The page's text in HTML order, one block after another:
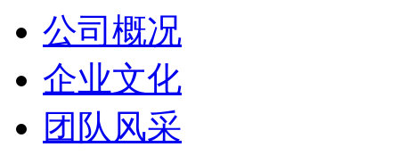
公司概况
企业文化
团队风采